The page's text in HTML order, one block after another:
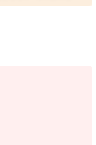
言われたことに対して
判断して高次機能病院
えて、疑いの段階で